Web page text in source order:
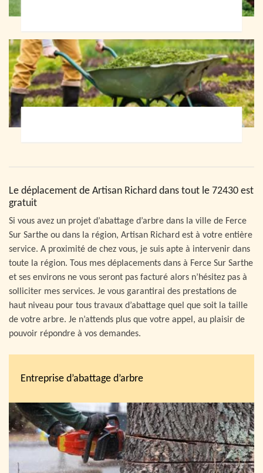
Le déplacement de Artisan Richard dans tout le 72430 est
gratuit
Si vous avez un projet d’abattage d’arbre dans la ville de Ferce
Sur Sarthe ou dans la région, Artisan Richard est à votre entière
service. A proximité de chez vous, je suis apte à intervenir dans
toute la région. Tous mes déplacements dans à Ferce Sur Sarthe
et ses environs ne vous seront pas facturé alors n’hésitez pas à
solliciter mes services. Je vous garantirai des prestations de
haut niveau pour tous travaux d’abattage quel que soit la taille
de votre arbre. Je n’attends plus que votre appel, au plaisir de
pouvoir répondre à vos demandes.
Entreprise d’abattage d’arbre